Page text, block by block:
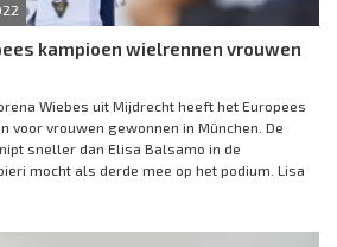
kampioen wielrennen vrouwen
Wiebes uit Mijdrecht heeft het Europees
voor vrouwen gewonnen in München. De
sneller dan Elisa Balsamo in de
mocht als derde mee op het podium. Lisa